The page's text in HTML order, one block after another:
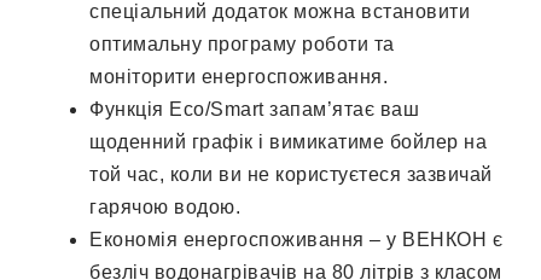
спеціальний додаток можна встановити
оптимальну програму роботи та
моніторити енергоспоживання.
Функція Eco/Smart запам’ятає ваш
щоденний графік і вимикатиме бойлер на
той час, коли ви не користуєтеся зазвичай
гарячою водою.
Економія енергоспоживання – у ВЕНКОН є
безліч водонагрівачів на 80 літрів з класом